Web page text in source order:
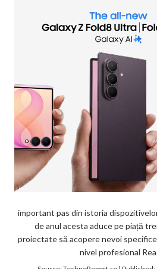
important pas din istoria
de anul acesta aduce pe piață
proiectate să acopere nevoi
nivel profesional